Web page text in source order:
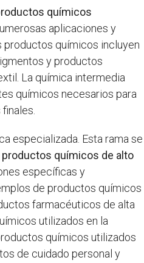
químicos
aplicaciones y
químicos incluyen
y productos
La química intermedia
químicos necesarios para
especializada. Esta rama se
productos químicos de alto
específicas y
de productos químicos
farmacéuticos de alta
utilizados en la
químicos utilizados
de cuidado personal y